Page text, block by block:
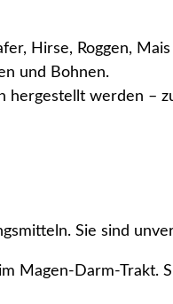
Hirse, Roggen, Mais
und Bohnen.
hergestellt werden –
Sie sind
Magen-Darm-Trakt.